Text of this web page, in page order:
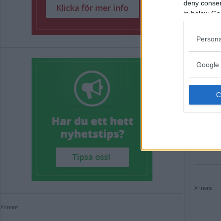
deny
in below
Google
Annons:
HÄR
Annons: